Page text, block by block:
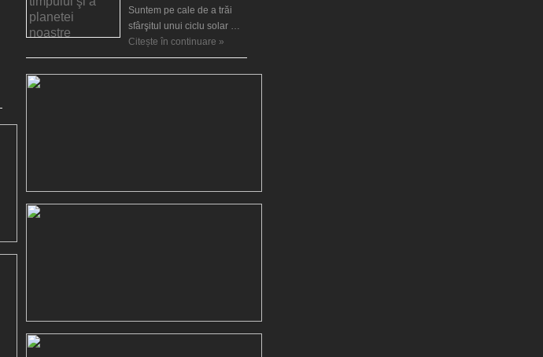
Suntem pe cale de a trăi
sfârşitul unui ciclu solar …
Citește în continuare »